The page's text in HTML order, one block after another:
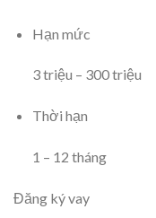
Hạn mức
3triệu – 300triệu
Thời hạn
1 – 12 tháng
Đăng ký vay